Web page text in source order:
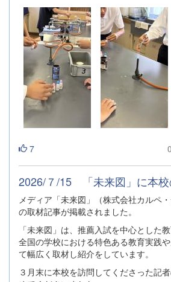
7
2026/７/15 「未来図」に本校
メディア「未来図」（株式会社カルペ
の取材記事が掲載されました。
「未来図」は、推薦入試を中心とした
全国の学校における特色ある教育実践
て幅広く取材し紹介をしています。
３月末に本校を訪問してくださった記